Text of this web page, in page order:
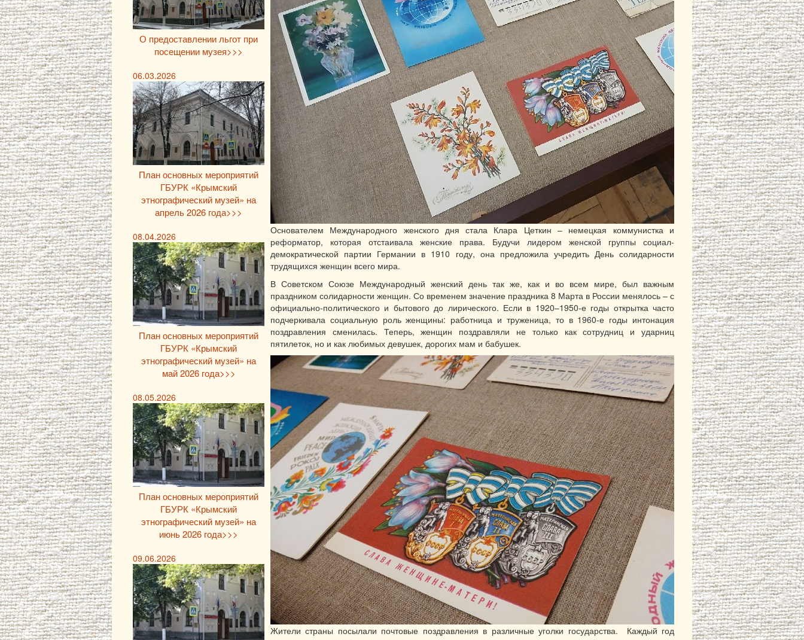
Основателем Международного женского дня стала Клара Цеткин – немецкая коммунистка и
реформатор, которая отстаивала женские права. Будучи лидером женской группы социал-
демократической партии Германии в 1910 году, она предложила учредить День солидарности
трудящихся женщин всего мира.
В Советском Союзе Международный женский день так же, как и во всем мире, был важным
праздником солидарности женщин. Со временем значение праздника 8 Марта в России менялось – с
официально-политического и бытового до лирического. Если в 1920–1950-е годы открытка часто
подчеркивала социальную роль женщины: работница и труженица, то в 1960-е годы интонация
поздравления сменилась. Теперь, женщин поздравляли не только как сотрудниц и ударниц
пятилеток, но и как любимых девушек, дорогих мам и бабушек.
Жители страны посылали почтовые поздравления в различные уголки государства. Каждый год
О предоставлении льгот при
посещении музея>>>
06.03.2026
План основных мероприятий
ГБУРК «Крымский
этнографический музей» на
апрель 2026 года>>>
08.04.2026
План основных мероприятий
ГБУРК «Крымский
этнографический музей» на
май 2026 года>>>
08.05.2026
План основных мероприятий
ГБУРК «Крымский
этнографический музей» на
июнь 2026 года>>>
09.06.2026